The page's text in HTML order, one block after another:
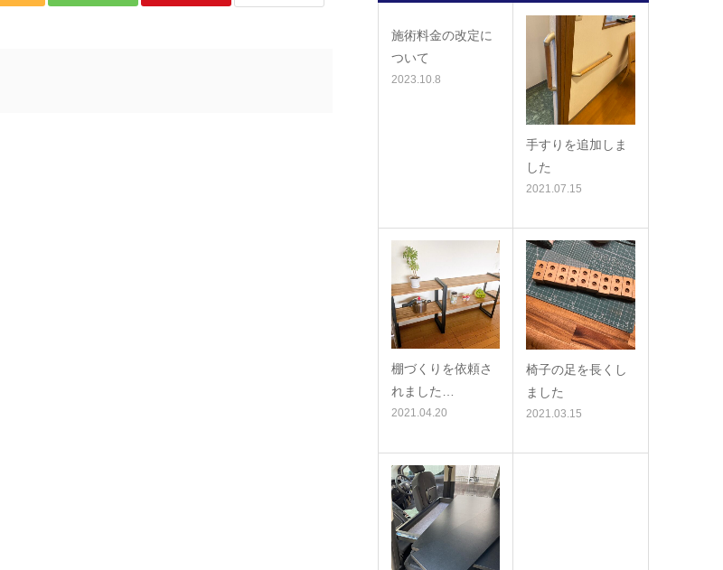
施術料金の改定に
ついて
2023.10.8
手すりを追加しま
した
2021.07.15
棚づくりを依頼さ
れました…
2021.04.20
椅子の足を長くし
ました
2021.03.15